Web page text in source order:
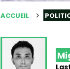
ACCUEIL